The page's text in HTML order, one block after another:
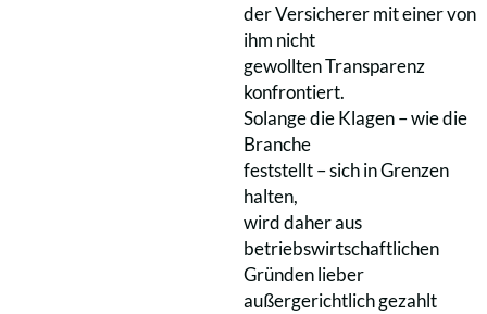
der Versicherer mit einer von
ihm nicht
gewollten Transparenz
konfrontiert.
Solange die Klagen – wie die
Branche
feststellt – sich in Grenzen
halten,
wird daher aus
betriebswirtschaftlichen
Gründen lieber
außergerichtlich gezahlt